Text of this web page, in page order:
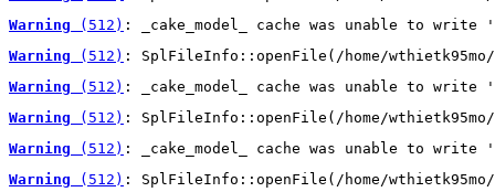
Warning (512) : _cake_model_ cache was unable to
Warning (512) : SplFileInfo::openFile(/home/wthietk95mo/
Warning (512) : _cake_model_ cache was unable to
Warning (512) : SplFileInfo::openFile(/home/wthietk95mo/
Warning (512) : _cake_model_ cache was unable to
Warning (512) : SplFileInfo::openFile(/home/wthietk95mo/